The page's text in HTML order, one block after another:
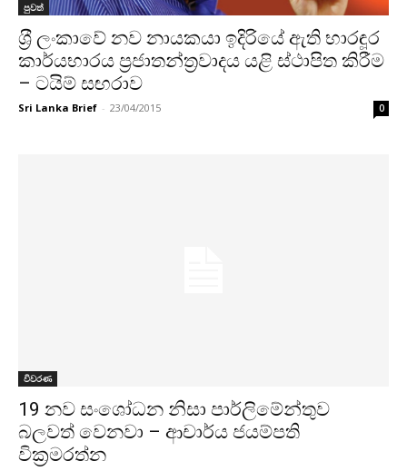
පුවත්
ශ‍්‍රී ලංකාවේ නව නායකයා ඉදිරියේ ඇති භාරඳූර
කාර්යභාරය ප‍්‍රජාතන්ත‍්‍රවාදය යළි ස්ථාපිත කිරීම
– ටයිම් සඟරාව
Sri Lanka Brief - 23/04/2015 0
විවරණ
19 නව සංශෝධන නිසා පාර්ලිමේන්තුව
බලවත් වෙනවා – ආචාර්ය ජයම්පති
වික‍්‍රමරත්න